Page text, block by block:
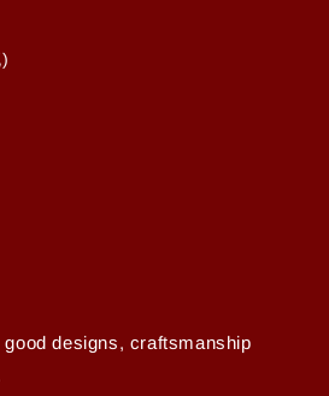
designs, craftsmanship